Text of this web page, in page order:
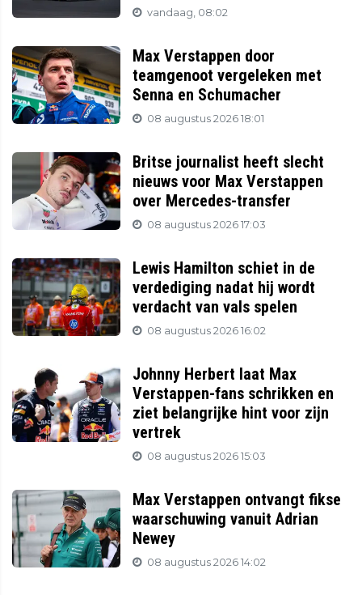
vandaag, 08:02
Max Verstappen door
teamgenoot vergeleken met
Senna en Schumacher
08 augustus 2026 18:01
Britse journalist heeft slecht
nieuws voor Max Verstappen
over Mercedes-transfer
08 augustus 2026 17:03
Lewis Hamilton schiet in de
verdediging nadat hij wordt
verdacht van vals spelen
08 augustus 2026 16:02
Johnny Herbert laat Max
Verstappen-fans schrikken en
ziet belangrijke hint voor zijn
vertrek
08 augustus 2026 15:03
Max Verstappen ontvangt fikse
waarschuwing vanuit Adrian
Newey
08 augustus 2026 14:02